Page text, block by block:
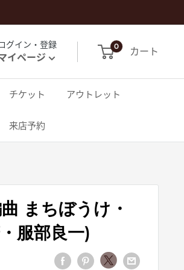
グイン・登録
イページ
0 カート
チケット アウトレット
来店予約
まちぼうけ・
服部良一)